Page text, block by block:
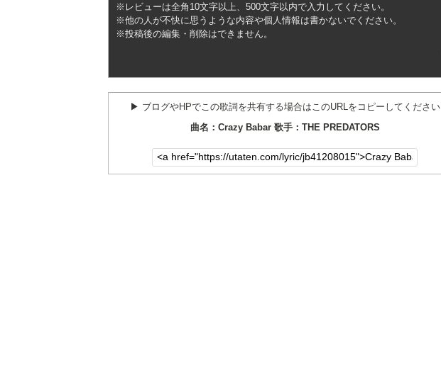
※レビューは全角10文字以上、500文字以内で入力してください。
※他の人が不快に思うような内容や個人情報は書かないでください。
※投稿後の編集・削除はできません。
▶︎ ブログやHPでこの歌詞を共有する場合はこのURLをコピーしてください
曲名：Crazy Babar 歌手：THE PREDATORS